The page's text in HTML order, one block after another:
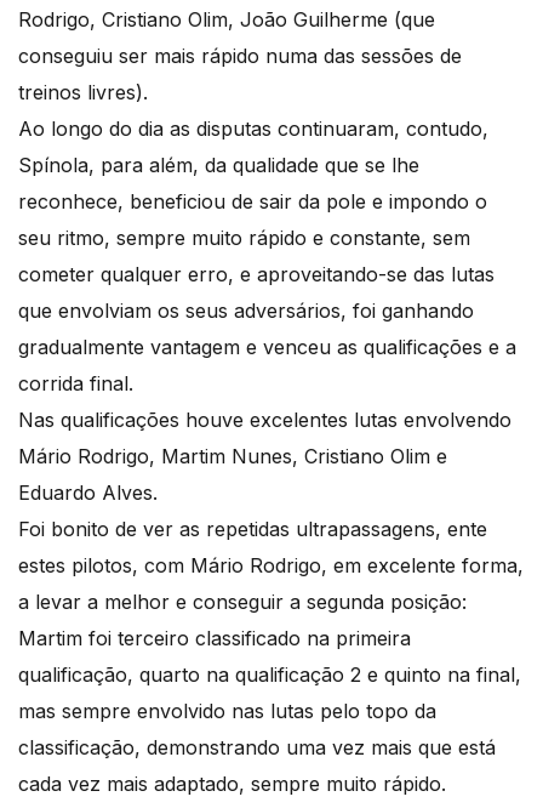
Rodrigo, Cristiano Olim, João Guilherme (que
conseguiu ser mais rápido numa das sessões de
treinos livres).
Ao longo do dia as disputas continuaram, contudo,
Spínola, para além, da qualidade que se lhe
reconhece, beneficiou de sair da pole e impondo o
seu ritmo, sempre muito rápido e constante, sem
cometer qualquer erro, e aproveitando-se das lutas
que envolviam os seus adversários, foi ganhando
gradualmente vantagem e venceu as qualificações e a
corrida final.
Nas qualificações houve excelentes lutas envolvendo
Mário Rodrigo, Martim Nunes, Cristiano Olim e
Eduardo Alves.
Foi bonito de ver as repetidas ultrapassagens, ente
estes pilotos, com Mário Rodrigo, em excelente forma,
a levar a melhor e conseguir a segunda posição:
Martim foi terceiro classificado na primeira
qualificação, quarto na qualificação 2 e quinto na final,
mas sempre envolvido nas lutas pelo topo da
classificação, demonstrando uma vez mais que está
cada vez mais adaptado, sempre muito rápido.